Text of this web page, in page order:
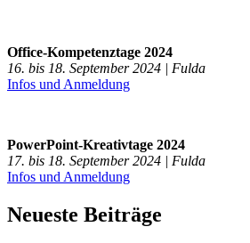
Office-Kompetenztage 2024
16. bis 18. September 2024 | Fulda
Infos und Anmeldung
PowerPoint-Kreativtage 2024
17. bis 18. September 2024 | Fulda
Infos und Anmeldung
Neueste Beiträge